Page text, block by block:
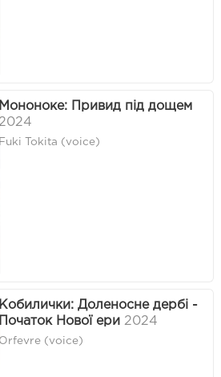
Мононоке: Привид під дощем
Fuki Tokita (voice)
Кобилички: Доленосне дербі -
Початок Нової ери 2024
Orfevre (voice)